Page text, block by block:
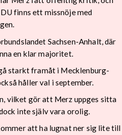
finns ett missnöje med
Sachsen-Anhalt, där
en klar majoritet.
starkt framåt i Mecklenburg-
håller val i september.
vilket gör att Merz uppges sitta
inte själv vara orolig.
att ha lugnat ner sig lite till